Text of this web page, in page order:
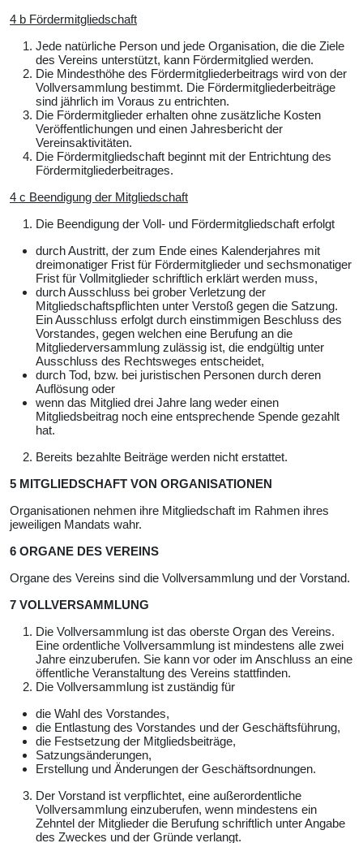
4 b Fördermitgliedschaft
Jede natürliche Person und jede Organisation, die die Ziele
des Vereins unterstützt, kann Fördermitglied werden.
Die Mindesthöhe des Fördermitgliederbeitrags wird von der
Vollversammlung bestimmt. Die Fördermitgliederbeiträge
sind jährlich im Voraus zu entrichten.
Die Fördermitglieder erhalten ohne zusätzliche Kosten
Veröffentlichungen und einen Jahresbericht der
Vereinsaktivitäten.
Die Fördermitgliedschaft beginnt mit der Entrichtung des
Fördermitgliederbeitrages.
4 c Beendigung der Mitgliedschaft
Die Beendigung der Voll- und Fördermitgliedschaft erfolgt
durch Austritt, der zum Ende eines Kalenderjahres mit
dreimonatiger Frist für Fördermitglieder und sechsmonatiger
Frist für Vollmitglieder schriftlich erklärt werden muss,
durch Ausschluss bei grober Verletzung der
Mitgliedschaftspflichten unter Verstoß gegen die Satzung.
Ein Ausschluss erfolgt durch einstimmigen Beschluss des
Vorstandes, gegen welchen eine Berufung an die
Mitgliederversammlung zulässig ist, die endgültig unter
Ausschluss des Rechtsweges entscheidet,
durch Tod, bzw. bei juristischen Personen durch deren
Auflösung oder
wenn das Mitglied drei Jahre lang weder einen
Mitgliedsbeitrag noch eine entsprechende Spende gezahlt
hat.
Bereits bezahlte Beiträge werden nicht erstattet.
5 MITGLIEDSCHAFT VON ORGANISATIONEN
Organisationen nehmen ihre Mitgliedschaft im Rahmen ihres
jeweiligen Mandats wahr.
6 ORGANE DES VEREINS
Organe des Vereins sind die Vollversammlung und der Vorstand.
7 VOLLVERSAMMLUNG
Die Vollversammlung ist das oberste Organ des Vereins.
Eine ordentliche Vollversammlung ist mindestens alle zwei
Jahre einzuberufen. Sie kann vor oder im Anschluss an eine
öffentliche Veranstaltung des Vereins stattfinden.
Die Vollversammlung ist zuständig für
die Wahl des Vorstandes,
die Entlastung des Vorstandes und der Geschäftsführung,
die Festsetzung der Mitgliedsbeiträge,
Satzungsänderungen,
Erstellung und Änderungen der Geschäftsordnungen.
Der Vorstand ist verpflichtet, eine außerordentliche
Vollversammlung einzuberufen, wenn mindestens ein
Zehntel der Mitglieder die Berufung schriftlich unter Angabe
des Zweckes und der Gründe verlangt.